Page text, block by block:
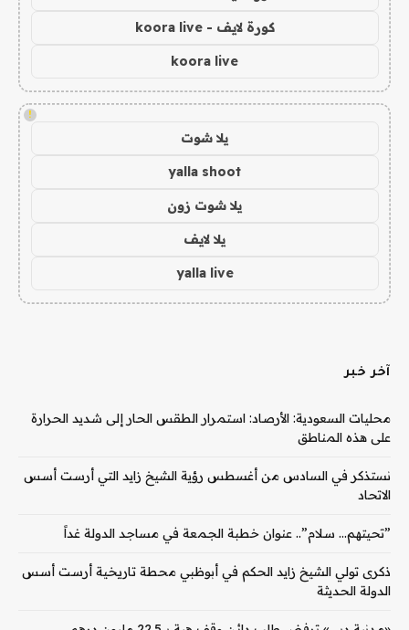
كورة لايف - koora live
koora live
!
يلا شوت
yalla shoot
يلا شوت زون
يلا لايف
yalla live
آخر خبر
محليات السعودية: الأرصاد: استمرار الطقس الحار إلى شديد الحرارة
على هذه المناطق
نستذكر في السادس من أغسطس رؤية الشيخ زايد التي أرست أسس
الاتحاد
‏”تحيتهم… سلام”.. عنوان خطبة الجمعة في مساجد الدولة غداً
ذكرى تولي الشيخ زايد الحكم في أبوظبي محطة تاريخية أرست أسس
الدولة الحديثة